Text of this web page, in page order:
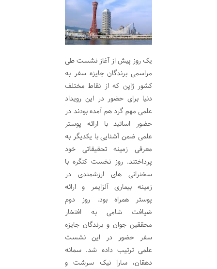
یک روز پیش از آغاز نشست طی
مراسمی برندگان جایزه سفر به
کشور ژاپن که از نقاط مختلف
دنیا برای حضور در این رویداد
علمی مهم گرد هم آمده بودند در
حضور اساتید با ارائه پوستر
علمی ضمن آشنایی با یکدیگر به
معرفی زمینه تحقیقاتی خود
پرداختند. روز نخست کنگره با
سخنرانی های ارزشمندی در
زمینه بیماری آلزایمر و ارائه
پوستر همراه بود. روز دوم
ضیافت شامی به افتخار
محققین جوان و برندگان جایزه
سفر حضور در این نشست
علمی ترتیب داده شد. سمانه
دهقان، سارا نیک سرشت و